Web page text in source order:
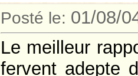
Posté le: 01/08/
Le meilleur
fervent adepte